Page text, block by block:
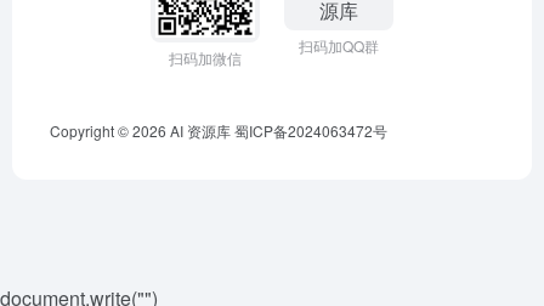
扫码加微信
扫码加QQ群
Copyright © 2026 AI 资源库蜀ICP备2024063472号
document.write("")